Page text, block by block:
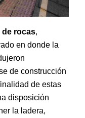
rocas,
en donde la
de construcción
de estas
disposición
la ladera,